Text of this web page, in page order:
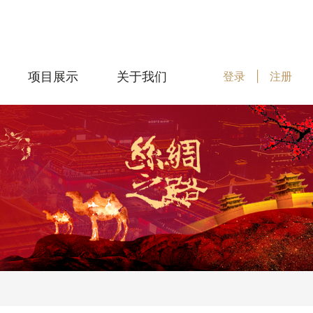
项目展示 关于我们 登录 注册